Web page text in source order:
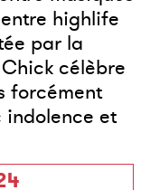
highlife
par la
célèbre
forcément
indolence et